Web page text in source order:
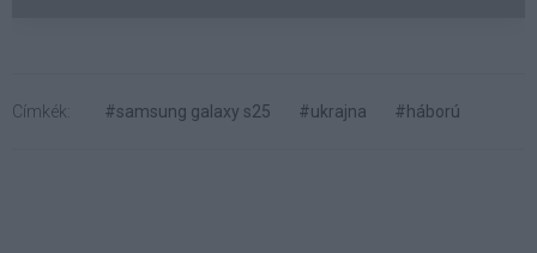
Címkék: #samsung galaxy s25 #ukrajna #háború